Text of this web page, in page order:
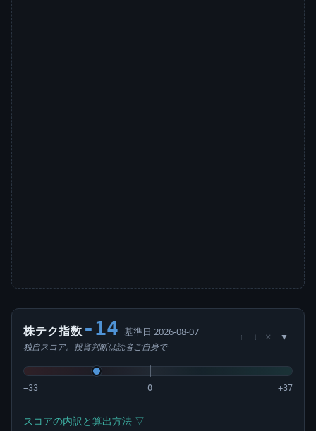
株テク指数 -14 基準日 2026-08-07
独自スコア。投資判断は読者ご自身で
↑ ↓ ×
−33 0 +37
スコアの内訳と算出方法 ▽